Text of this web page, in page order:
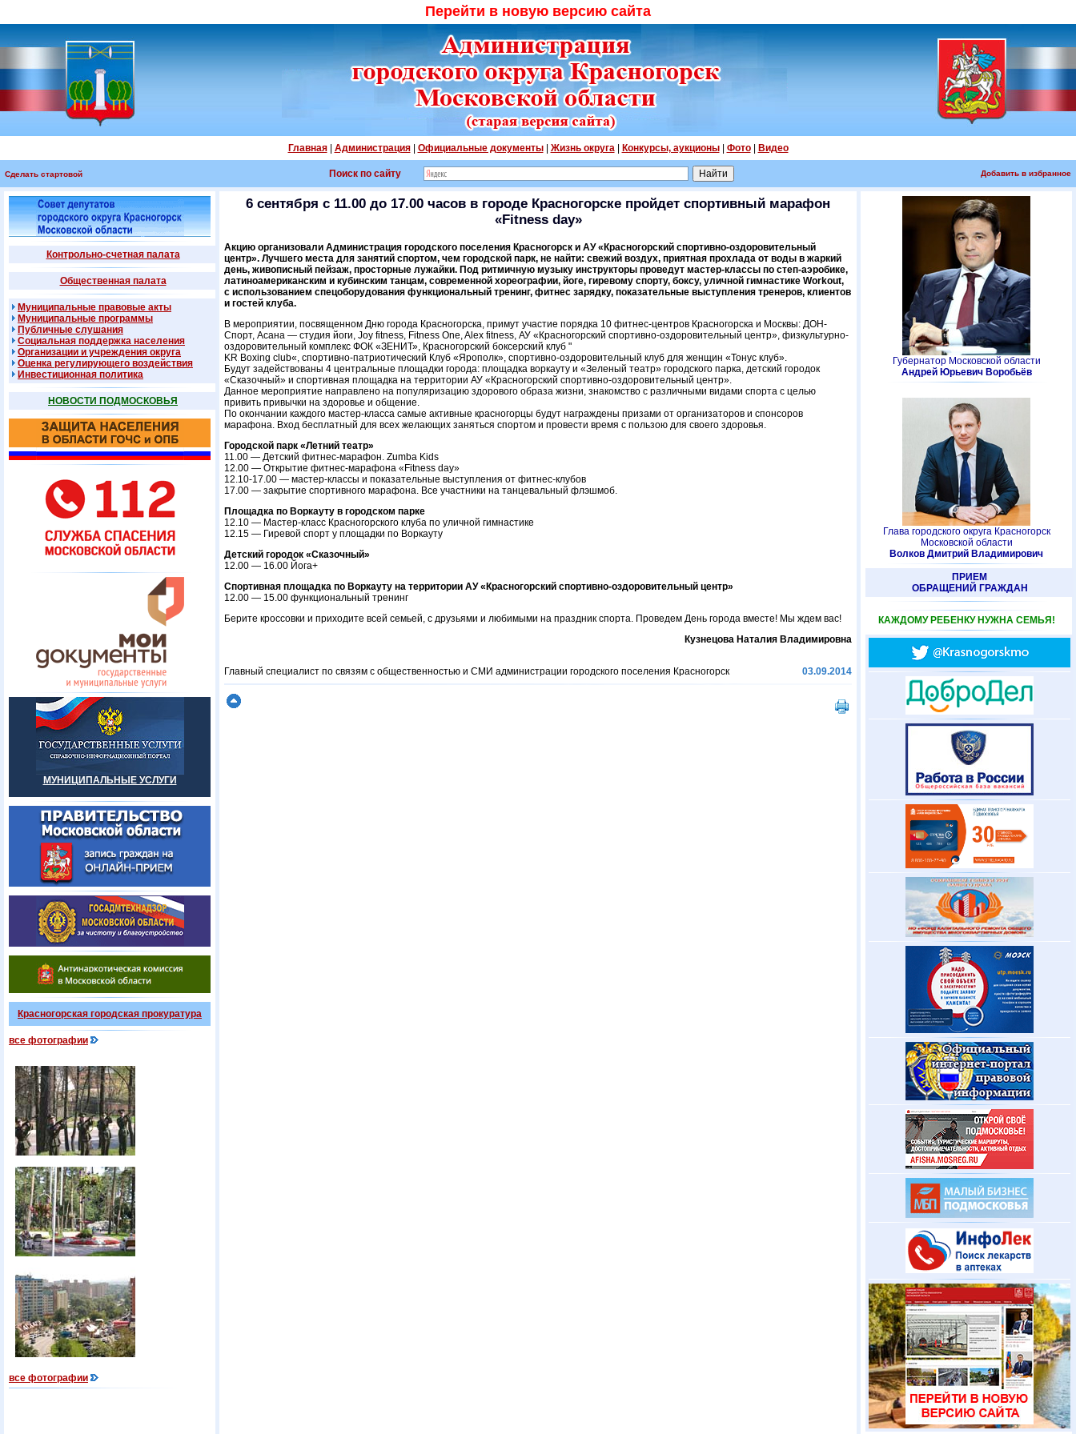
Перейти в новую версию сайта
Главная| Администрация| Официальные документы| Жизнь округа| Конкурсы, аукционы| Фото| Видео
Сделать стартовой Поиск по сайту Добавить в избранное
Контрольно-счетная палата
Общественная палата
Муниципальные правовые акты
Муниципальные программы
Публичные слушания
Социальная поддержка населения
Организации и учреждения округа
Оценка регулирующего воздействия
Инвестиционная политика
НОВОСТИ ПОДМОСКОВЬЯ
МУНИЦИПАЛЬНЫЕ УСЛУГИ
Красногорская городская прокуратура
все фотографии
все фотографии
6 сентября с 11.00 до 17.00 часов в городе Красногорске пройдет спортивный марафон
«Fitness day»
Акцию организовали Администрация городского поселения Красногорск и АУ «Красногорский спортивно-оздоровительный
центр». Лучшего места для занятий спортом, чем городской парк, не найти: свежий воздух, приятная прохлада от воды в жаркий
день, живописный пейзаж, просторные лужайки. Под ритмичную музыку инструкторы проведут мастер-классы по степ-аэробике,
латиноамериканским и кубинским танцам, современной хореографии, йоге, гиревому спорту, боксу, уличной гимнастике Workout,
с использованием спецоборудования функциональный тренинг, фитнес зарядку, показательные выступления тренеров, клиентов
и гостей клуба.
В мероприятии, посвященном Дню города Красногорска, примут участие порядка 10 фитнес-центров Красногорска и Москвы: ДОН-
Спорт, Асана — студия йоги, Joy fitness, Fitness One, Alex fitness, АУ «Красногорский спортивно-оздоровительный центр», физкультурно-
оздоровительный комплекс ФОК «ЗЕНИТ», Красногорский боксерский клуб "
KR Boxing сlub«, спортивно-патриотический Клуб «Ярополк», спортивно-оздоровительный клуб для женщин «Тонус клуб».
Будут задействованы 4 центральные площадки города: площадка воркауту и «Зеленый театр» городского парка, детский городок
«Сказочный» и спортивная площадка на территории АУ «Красногорский спортивно-оздоровительный центр».
Данное мероприятие направлено на популяризацию здорового образа жизни, знакомство с различными видами спорта c целью
привить привычки на здоровье и общение.
По окончании каждого мастер-класса самые активные красногорцы будут награждены призами от организаторов и спонсоров
марафона. Вход бесплатный для всех желающих заняться спортом и провести время с пользою для своего здоровья.
Городской парк «Летний театр»
11.00 — Детский фитнес-марафон. Zumba Kids
12.00 — Открытие фитнес-марафона «Fitness day»
12.10-17.00 — мастер-классы и показательные выступления от фитнес-клубов
17.00 — закрытие спортивного марафона. Все участники на танцевальный флэшмоб.
Площадка по Воркауту в городском парке
12.10 — Мастер-класс Красногорского клуба по уличной гимнастике
12.15 — Гиревой спорт у площадки по Воркауту
Детский городок «Сказочный»
12.00 — 16.00 Йога+
Спортивная площадка по Воркауту на территории АУ «Красногорский спортивно-оздоровительный центр»
12.00 — 15.00 функциональный тренинг
Берите кроссовки и приходите всей семьей, с друзьями и любимыми на праздник спорта. Проведем День города вместе! Мы ждем вас!
Кузнецова Наталия Владимировна
Главный специалист по связям с общественностью и СМИ администрации городского поселения Красногорск 03.09.2014
Губернатор Московской области
Андрей Юрьевич Воробьёв
Глава городского округа Красногорск
Московской области
Волков Дмитрий Владимирович
ПРИЕМ
ОБРАЩЕНИЙ ГРАЖДАН
КАЖДОМУ РЕБЕНКУ НУЖНА СЕМЬЯ!